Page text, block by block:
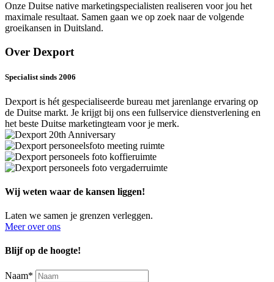
Onze Duitse native marketingspecialisten realiseren voor jou het
maximale resultaat. Samen gaan we op zoek naar de volgende
groeikansen in Duitsland.
Over Dexport
Specialist sinds 2006
Dexport is hét gespecialiseerde bureau met jarenlange ervaring op
de Duitse markt. Je krijgt bij ons een fullservice dienstverlening en
het beste Duitse marketingteam voor je merk.
Wij weten waar de kansen liggen!
Laten we samen je grenzen verleggen.
Meer over ons
Blijf op de hoogte!
Naam*